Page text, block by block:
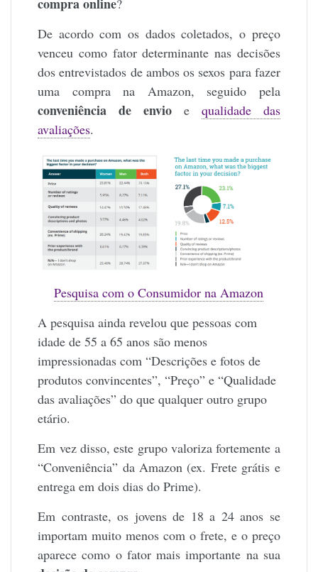
?
De acordo com os dados coletados, o preço
venceu como fator determinante nas decisões
dos entrevistados de ambos os sexos para fazer
uma compra na Amazon, seguido pela
conveniência de envio e qualidade das
avaliações.
Pesquisa com o Consumidor na Amazon
A pesquisa ainda revelou que pessoas com
idade de 55 a 65 anos são menos
impressionadas com “Descrições e fotos de
produtos convincentes”, “Preço” e “Qualidade
das avaliações” do que qualquer outro grupo
etário.
Em vez disso, este grupo valoriza fortemente a
“Conveniência” da Amazon (ex. Frete grátis e
entrega em dois dias do Prime).
Em contraste, os jovens de 18 a 24 anos se
importam muito menos com o frete, e o preço
aparece como o fator mais importante na sua